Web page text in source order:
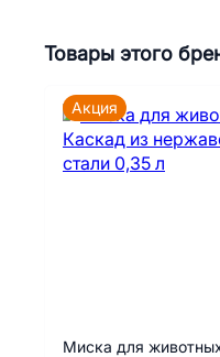
Товары этого
Миска для
Акция